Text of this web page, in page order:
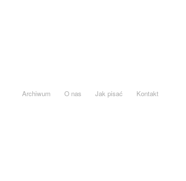
Archiwum O nas Jak pisać Kontakt